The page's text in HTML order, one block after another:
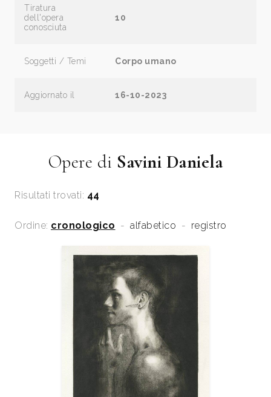
Tiratura
dell'opera
conosciuta
10
Soggetti / Temi Corpo umano
Aggiornato il 16-10-2023
Opere di Savini Daniela
Risultati trovati: 44
Ordine: cronologico - alfabetico - registro